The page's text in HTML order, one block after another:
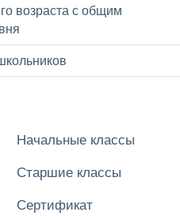
возраста с общим
Начальные классы
Старшие классы
Сертификат